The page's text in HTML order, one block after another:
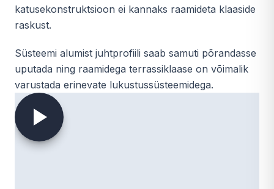
katusekonstruktsioon ei kannaks raamideta klaaside
raskust.
Süsteemi alumist juhtprofiili saab samuti põrandasse
uputada ning raamidega terrassiklaase on võimalik
varustada erinevate lukustussüsteemidega.